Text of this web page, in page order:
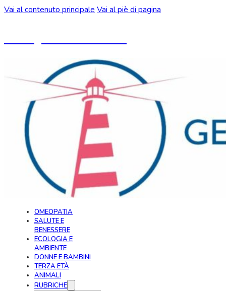
Vai al contenuto principale Vai al piè di pagina
OMEOPATIA
SALUTE E
BENESSERE
ECOLOGIA E
AMBIENTE
DONNE E BAMBINI
TERZA ETÀ
ANIMALI
RUBRICHE